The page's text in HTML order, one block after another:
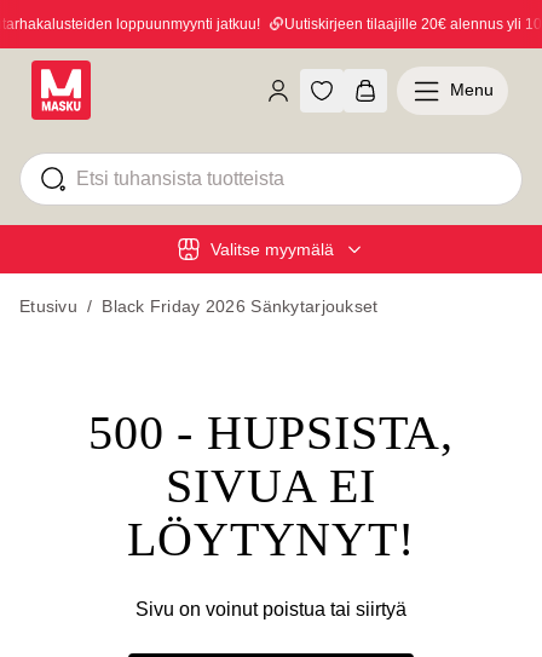
loppuunmyynti jatkuu! Uutiskirjeen tilaajille 20€ alennus yli
Valitse myymälä
Menu
Etusivu / Black Friday 2026 Sänkytarjoukset
500 - HUPSISTA,
SIVUA EI
LÖYTYNYT!
Sivu on voinut poistua tai siirtyä